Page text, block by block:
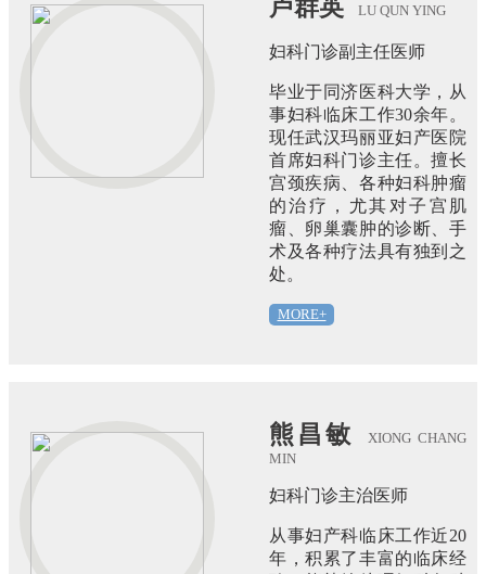
卢群英 LU QUN YING
妇科门诊副主任医师
毕业于同济医科大学，从
事妇科临床工作30余年。
现任武汉玛丽亚妇产医院
首席妇科门诊主任。擅长
宫颈疾病、各种妇科肿瘤
的治疗，尤其对子宫肌
瘤、卵巢囊肿的诊断、手
术及各种疗法具有独到之
处。
MORE+
熊昌敏
XIONG CHANG
MIN
妇科门诊主治医师
从事妇产科临床工作近20
年，积累了丰富的临床经